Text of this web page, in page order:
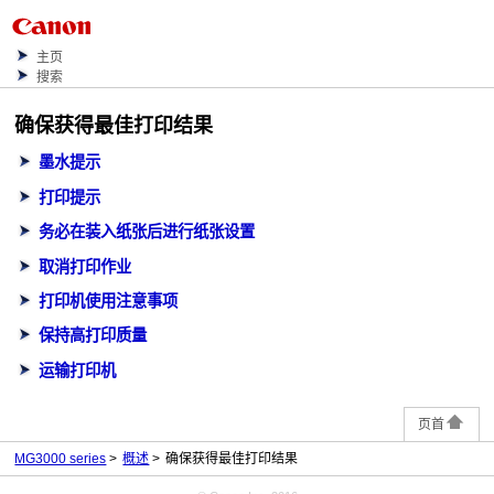
主页
搜索
确保获得最佳打印结果
墨水提示
打印提示
务必在装入纸张后进行纸张设置
取消打印作业
打印机使用注意事项
保持高打印质量
运输打印机
页首
MG3000 series 概述 确保获得最佳打印结果